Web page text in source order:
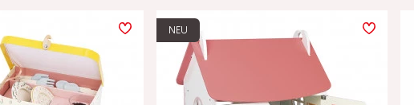
NEU